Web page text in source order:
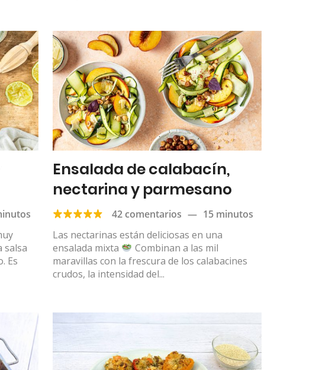
salsa
Es
Ensalada de calabacín,
nectarina y parmesano
42 comentarios — 15 minutos
Las nectarinas están deliciosas en una
ensalada mixta
Combinan a las mil
maravillas con la frescura de los calabacines
crudos, la intensidad del...